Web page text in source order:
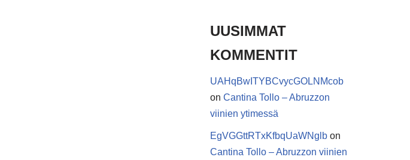
UUSIMMAT
KOMMENTIT
UAHqBwITYBCvycGOLNMcob
on Cantina Tollo – Abruzzon
viinien ytimessä
EgVGGttRTxKfbqUaWNglbon
Cantina Tollo – Abruzzon viinien